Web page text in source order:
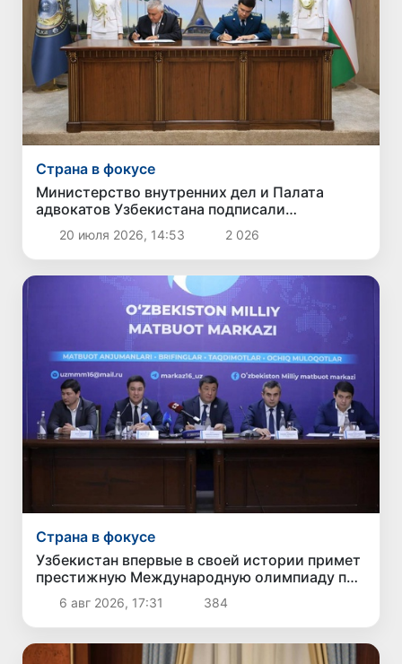
Страна в фокусе
Министерство внутренних дел и Палата
адвокатов Узбекистана подписали
меморандум о сотрудничестве
20 июля 2026, 14:53 2 026
Страна в фокусе
Узбекистан впервые в своей истории примет
престижную Международную олимпиаду по
информатике IOI 2026
6 авг 2026, 17:31 384